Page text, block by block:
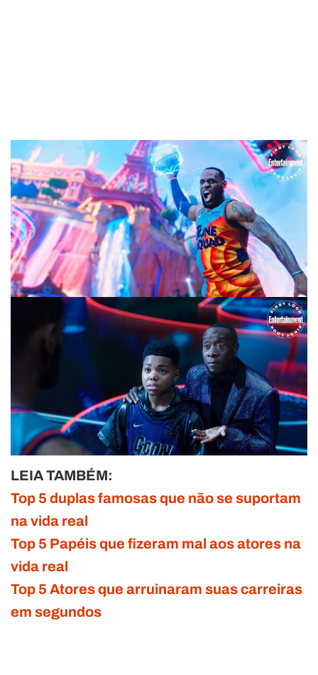
LEIA TAMBÉM:
Top 5 duplas famosas que não se suportam
na vida real
Top 5 Papéis que fizeram mal aos atores na
vida real
Top 5 Atores que arruinaram suas carreiras
em segundos